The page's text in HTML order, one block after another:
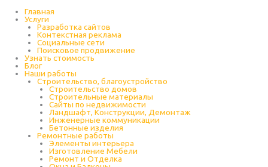
содержимому
Главная
Услуги
Разработка сайтов
Контекстная реклама
Социальные сети
Поисковое продвижение
Узнать стоимость
Блог
Наши работы
Строительство, благоустройство
Строительство домов
Строительные материалы
Сайты по недвижимости
Ландшафт, Конструкции, Демонтаж
Инженерные коммуникации
Бетонные изделия
Ремонтные работы
Элементы интерьера
Изготовление Мебели
Ремонт и Отделка